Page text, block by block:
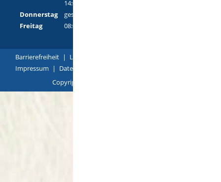
14:00 Uhr - 16:00 Uhr
Donnerstag
geschlossen
Freitag
08:00 Uhr - 12:00 Uhr
Barrierefreiheit | Leichte Sprache
Impressum
| Datenschutz
Copyright © 2018 |